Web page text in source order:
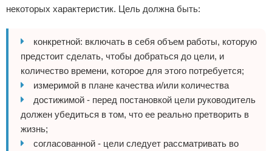
некоторых характеристик. Цель должна быть:
конкретной: включать в себя объем работы, которую
предстоит сделать, чтобы добраться до цели, и
количество времени, которое для этого потребуется;
измеримой в плане качества и/или количества
достижимой - перед постановкой цели руководитель
должен убедиться в том, что ее реально претворить в
жизнь;
согласованной - цели следует рассматривать во